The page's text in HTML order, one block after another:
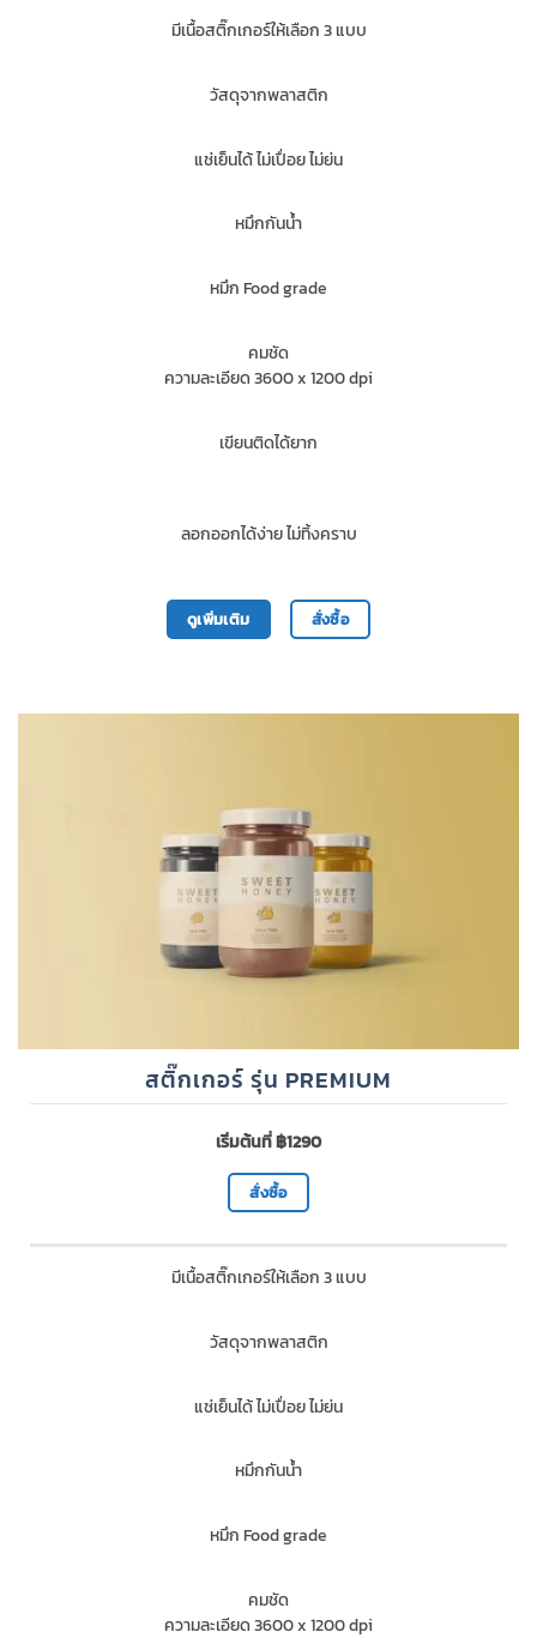
มีเนื้อสติ๊กเกอร์ให้เลือก 3 แบบ
วัสดุจากพลาสติก
แช่เย็นได้ ไม่เปื่อย ไม่ย่น
หมึกกันน้ำ
หมึก Food grade
คมชัด
ความละเอียด 3600 x 1200 dpi
เขียนติดได้ยาก
ลอกออกได้ง่าย ไม่ทิ้งคราบ
ดูเพิ่มเติม สั่งซื้อ
สติ๊กเกอร์ รุ่น PREMIUM
เริ่มต้นที่ ฿1290
สั่งซื้อ
มีเนื้อสติ๊กเกอร์ให้เลือก 3 แบบ
วัสดุจากพลาสติก
แช่เย็นได้ ไม่เปื่อย ไม่ย่น
หมึกกันน้ำ
หมึก Food grade
คมชัด
ความละเอียด 3600 x 1200 dpi